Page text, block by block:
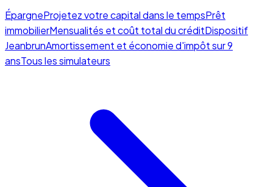
ÉpargneProjetez votre capital dans le tempsPrêt
immobilierMensualités et coût total du créditDispositif
JeanbrunAmortissement et économie d'impôt sur 9
ansTous les simulateurs